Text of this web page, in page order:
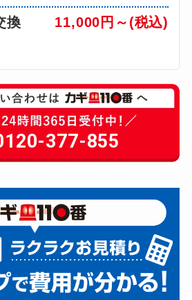
換
11,000円～(税込)
377-855